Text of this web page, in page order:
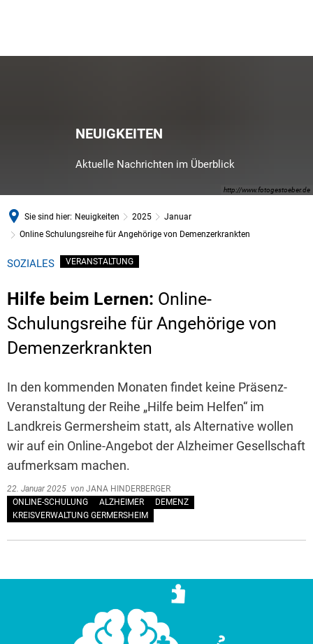
http://www.fotogestoeber.de
NEUIGKEITEN
Aktuelle Nachrichten im Überblick
Sie sind hier: Neuigkeiten 2025
Januar
Online Schulungsreihe für Angehörige von Demenzerkrankten
SOZIALES VERANSTALTUNG
Hilfe beim Lernen: Online-
Schulungsreihe für Angehörige von
Demenzerkrankten
In den kommenden Monaten findet keine Präsenz-
Veranstaltung der Reihe „Hilfe beim Helfen“ im
Landkreis Germersheim statt, als Alternative wollen
wir auf ein Online-Angebot der Alzheimer Gesellschaft
aufmerksam machen.
22. Januar 2025 von JANA HINDERBERGER
ONLINE-SCHULUNG
ALZHEIMER
DEMENZ
KREISVERWALTUNG GERMERSHEIM